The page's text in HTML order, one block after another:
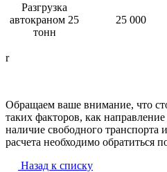
Разгрузка
автокраном 25
тонн
25 000
r
Обращаем ваше внимание, что
таких факторов, как
наличие свободного транспорта
расчета необходимо обратиться
Назад к списку